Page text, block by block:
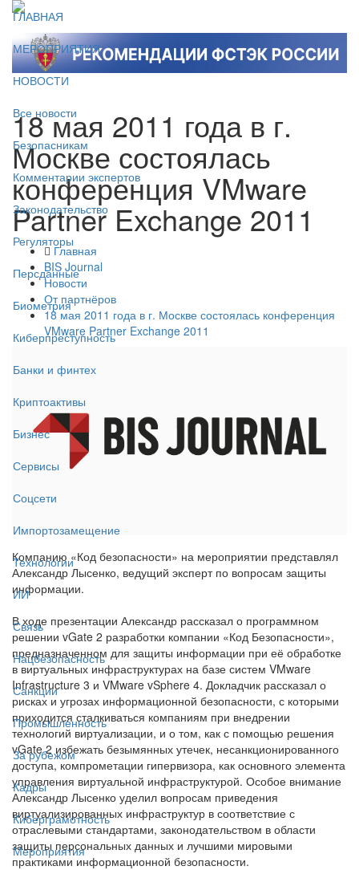
ГЛАВНАЯ
МЕРОПРИЯТИЯ
НОВОСТИ
Все новости
Безопасникам
Комментарии экспертов
Законодательство
Регуляторы
Персданные
Биометрия
Киберпреступность
Банки и финтех
Криптоактивы
Бизнес
Сервисы
Соцсети
Импортозамещение
Технологии
ИИ
Связь
Нацбезопасность
Санкции
Промышленность
За рубежом
Кадры
Киберграмотность
Мероприятия
18 мая 2011 года в г.
Москве состоялась
конференция VMware
Partner Exchange 2011
Главная
BIS Journal
Новости
От партнёров
18 мая 2011 года в г. Москве состоялась конференция
VMware Partner Exchange 2011
Компанию «Код безопасности» на мероприятии представлял
Александр Лысенко, ведущий эксперт по вопросам защиты
информации.
В ходе презентации Александр рассказал о программном
решении vGate 2 разработки компании «Код Безопасности»,
предназначенном для защиты информации при её обработке
в виртуальных инфраструктурах на базе систем VMware
Infrastructure 3 и VMware vSphere 4. Докладчик рассказал о
рисках и угрозах информационной безопасности, с которыми
приходится сталкиваться компаниям при внедрении
технологий виртуализации, и о том, как с помощью решения
vGate 2 избежать безымянных утечек, несанкционированного
доступа, компрометации гипервизора, как основного элемента
управления виртуальной инфраструктурой. Особое внимание
Александр Лысенко уделил вопросам приведения
виртуализированных инфраструктур в соответствие с
отраслевыми стандартами, законодательством в области
защиты персональных данных и лучшими мировыми
практиками информационной безопасности.